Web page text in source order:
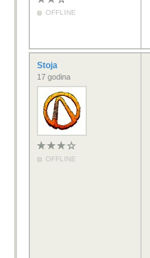
OFFLINE
Stoja
17 godina
OFFLINE